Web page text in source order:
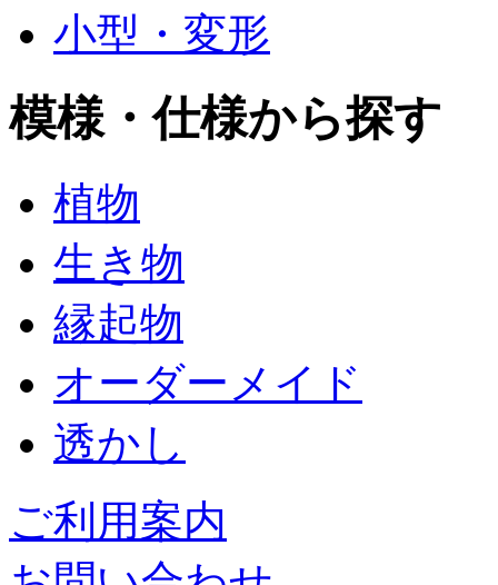
小型・変形
模様・仕様から探す
植物
生き物
縁起物
オーダーメイド
透かし
ご利用案内